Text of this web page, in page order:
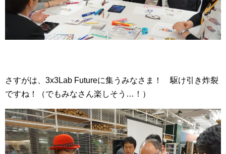
さすがは、3x3Lab Futureに集うみなさま！ 駆け引き炸裂
ですね！（でもみなさん楽しそう…！）